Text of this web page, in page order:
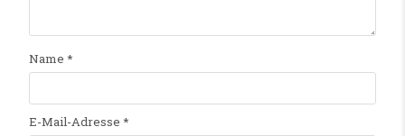
Name *
E-Mail-Adresse *